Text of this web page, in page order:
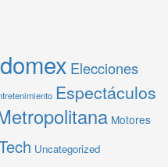
Elecciones
Espectáculos
Motores
Uncategorized